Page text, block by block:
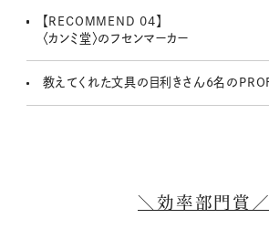
【RECOMMEND 04】
〈カンミ堂〉のフセンマーカー
教えてくれた文具の目利きさん6名の
＼効率部門賞／